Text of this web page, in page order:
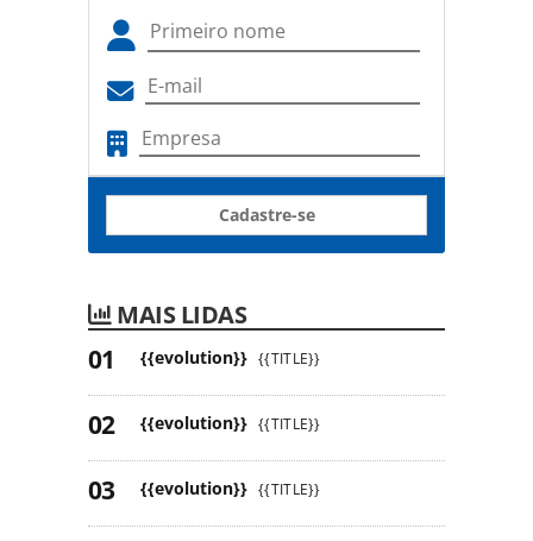
Cadastre-se
MAIS LIDAS
{{evolution}} {{TITLE}}
{{evolution}} {{TITLE}}
{{evolution}} {{TITLE}}